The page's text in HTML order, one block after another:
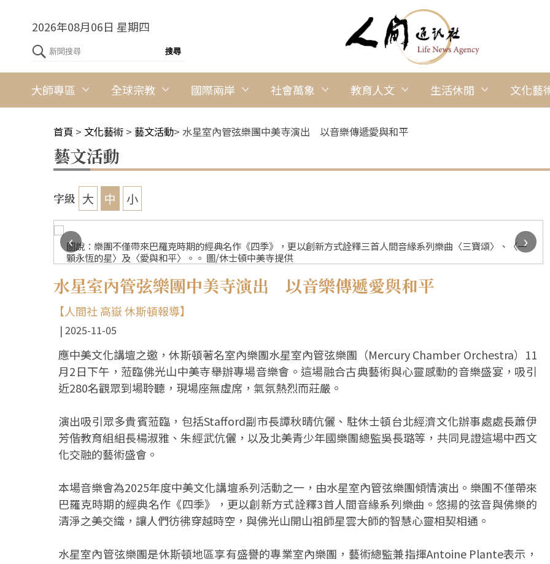
2026年08月06日 星期四
大師專區 全球宗教 國際兩岸 社會萬象 教育人文 生活休閒 文化藝
首頁 > 文化藝術 > 藝文活動> 水星室內管弦樂團中美寺演出 以音樂傳遞愛與和平
藝文活動
字級 大 中 小
圖說：樂團不僅帶來巴羅克時期的經典名作《四季》，更以創新方式詮釋三首人間音緣系列樂曲〈三寶頌〉、〈一
顆永恆的星〉及〈愛與和平〉。。 圖/休士頓中美寺提供
‹
›
水星室內管弦樂團中美寺演出 以音樂傳遞愛與和平
【人間社 高嶽 休斯頓報導】
2025-11-05
應中美文化講壇之邀，休斯頓著名室內樂團水星室內管弦樂團（Mercury Chamber Orchestra）11
月2日下午，蒞臨佛光山中美寺舉辦專場音樂會。這場融合古典藝術與心靈感動的音樂盛宴，吸引
近280名觀眾到場聆聽，現場座無虛席，氣氛熱烈而莊嚴。
演出吸引眾多貴賓蒞臨，包括Stafford副市長譚秋晴伉儷、駐休士頓台北經濟文化辦事處處長蕭伊
芳偕教育組組長楊淑雅、朱經武伉儷，以及北美青少年國樂團總監吳長璐等，共同見證這場中西文
化交融的藝術盛會。
本場音樂會為2025年度中美文化講壇系列活動之一，由水星室內管弦樂團傾情演出。樂團不僅帶來
巴羅克時期的經典名作《四季》，更以創新方式詮釋3首人間音緣系列樂曲。悠揚的弦音與佛樂的
清淨之美交織，讓人們彷彿穿越時空，與佛光山開山祖師星雲大師的智慧心靈相契相通。
水星室內管弦樂團是休斯頓地區享有盛譽的專業室內樂團，藝術總監兼指揮Antoine Plante表示，